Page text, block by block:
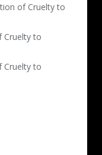
of Cruelty to
Cruelty to
Cruelty to